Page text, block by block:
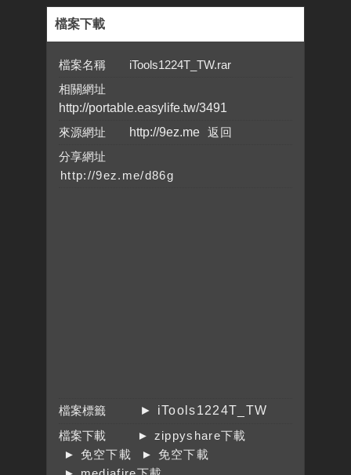
檔案下載
檔案名稱 iTools1224T_TW.rar
相關網址
http://portable.easylife.tw/3491
來源網址
http://9ez.me
分享網址
檔案標籤
► iTools1224T_TW
檔案下載